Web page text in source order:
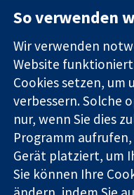
Evidenz
Informierte
Entscheidungen
Bessere
Gesundheit
Die Cochrane
(Nr. 1045921) und in
So verwenden
Wir verwenden
Website
Cookies setzen, um
verbessern. Solche
nur, wenn Sie dies
Programm
Gerät platziert, um
Sie können Ihre